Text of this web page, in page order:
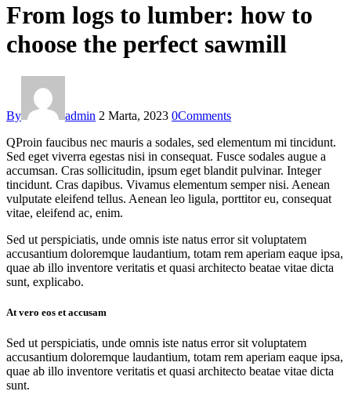
From logs to lumber: how to
choose the perfect sawmill
By admin 2 Marta, 2023 0Comments
QProin faucibus nec mauris a sodales, sed elementum mi tincidunt.
Sed eget viverra egestas nisi in consequat. Fusce sodales augue a
accumsan. Cras sollicitudin, ipsum eget blandit pulvinar. Integer
tincidunt. Cras dapibus. Vivamus elementum semper nisi. Aenean
vulputate eleifend tellus. Aenean leo ligula, porttitor eu, consequat
vitae, eleifend ac, enim.
Sed ut perspiciatis, unde omnis iste natus error sit voluptatem
accusantium doloremque laudantium, totam rem aperiam eaque ipsa,
quae ab illo inventore veritatis et quasi architecto beatae vitae dicta
sunt, explicabo.
At vero eos et accusam
Sed ut perspiciatis, unde omnis iste natus error sit voluptatem
accusantium doloremque laudantium, totam rem aperiam eaque ipsa,
quae ab illo inventore veritatis et quasi architecto beatae vitae dicta
sunt.